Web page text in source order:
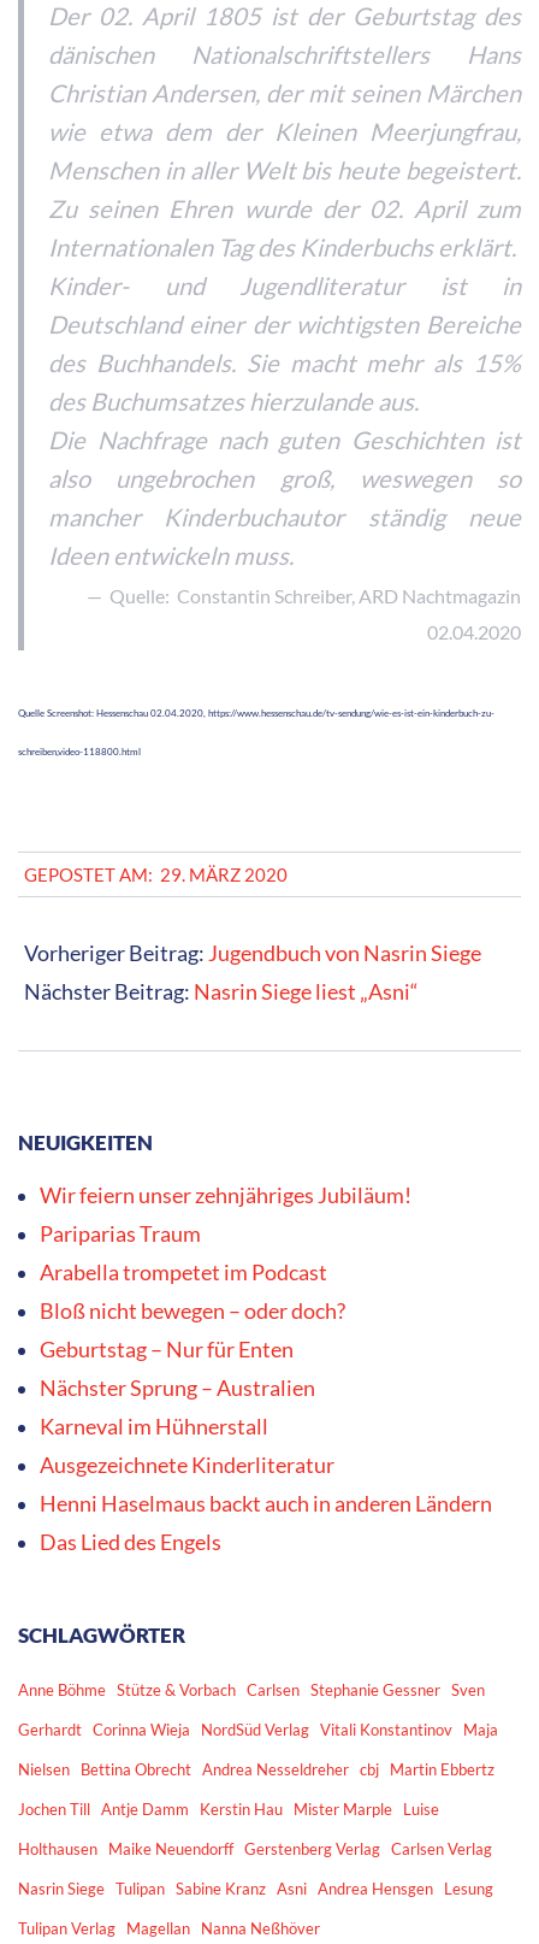
Der 02. April 1805 ist der Geburtstag des
dänischen Nationalschriftstellers Hans
Christian Andersen, der mit seinen Märchen
wie etwa dem der Kleinen Meerjungfrau,
Menschen in aller Welt bis heute begeistert.
Zu seinen Ehren wurde der 02. April zum
Internationalen Tag des Kinderbuchs erklärt.
Kinder- und Jugendliteratur ist in
Deutschland einer der wichtigsten Bereiche
des Buchhandels. Sie macht mehr als 15%
des Buchumsatzes hierzulande aus.
Die Nachfrage nach guten Geschichten ist
also ungebrochen groß, weswegen so
mancher Kinderbuchautor ständig neue
Ideen entwickeln muss.
Quelle: Constantin Schreiber, ARD Nachtmagazin
02.04.2020
Quelle Screenshot: Hessenschau 02.04.2020, https://www.hessenschau.de/tv-sendung/wie-es-ist-ein-kinderbuch-zu-
schreiben,video-118800.html
2020-
29
GEPOSTET AM: 29. MÄRZ 2020
Vorheriger Beitrag: Jugendbuch von Nasrin Siege
Nächster Beitrag: Nasrin Siege liest „Asni“
NEUIGKEITEN
Wir feiern unser zehnjähriges Jubiläum!
Pariparias Traum
Arabella trompetet im Podcast
Bloß nicht bewegen – oder doch?
Geburtstag – Nur für Enten
Nächster Sprung – Australien
Karneval im Hühnerstall
Ausgezeichnete Kinderliteratur
Henni Haselmaus backt auch in anderen Ländern
Das Lied des Engels
SCHLAGWÖRTER
Anne Böhme Stütze & Vorbach Carlsen Stephanie Gessner Sven
Gerhardt Corinna Wieja NordSüd Verlag Vitali Konstantinov Maja
Nielsen Bettina Obrecht Andrea Nesseldreher cbj Martin Ebbertz
Jochen Till Antje Damm Kerstin Hau Mister Marple Luise
Holthausen Maike Neuendorff Gerstenberg Verlag Carlsen Verlag
Nasrin Siege Tulipan Sabine Kranz Asni Andrea Hensgen Lesung
Tulipan Verlag Magellan Nanna Neßhöver